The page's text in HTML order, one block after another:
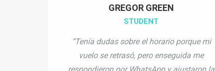
GREGOR GREEN
STUDENT
“Tenía dudas sobre el horario porque mi
vuelo se retrasó, pero enseguida me